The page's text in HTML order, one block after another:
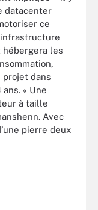
datacenter
ce
les
projet dans
« Une
à taille
Avec
pierre deux